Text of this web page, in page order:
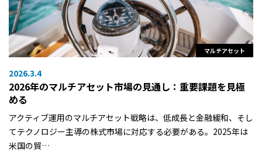
マルチアセット
2026.3.4
2026年のマルチアセット市場の見通し：重要課題を見極
める
アクティブ運用のマルチアセット戦略は、低成長と金融緩和、そし
てテクノロジー主導の株式市場に対応する必要がある。2025年は
米国の貿…